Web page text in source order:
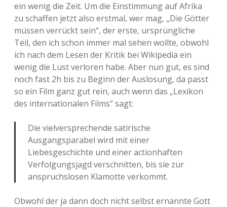
ein wenig die Zeit. Um die Einstimmung auf Afrika
zu schaffen jetzt also erstmal, wer mag, „Die Götter
müssen verrückt sein“, der erste, ursprüngliche
Teil, den ich schon immer mal sehen wollte, obwohl
ich nach dem Lesen der Kritik bei Wikipedia ein
wenig die Lust verloren habe. Aber nun gut, es sind
noch fast 2h bis zu Beginn der Auslosung, da passt
so ein Film ganz gut rein, auch wenn das „Lexikon
des internationalen Films“ sagt:
Die vielversprechende satirische
Ausgangsparabel wird mit einer
Liebesgeschichte und einer actionhaften
Verfolgungsjagd verschnitten, bis sie zur
anspruchslosen Klamotte verkommt.
Obwohl der ja dann doch nicht selbst ernannte Gott